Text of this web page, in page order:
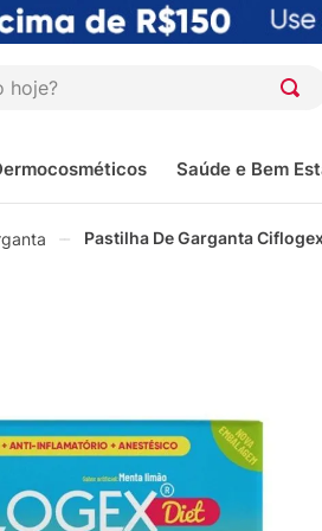
Saúde e Bem
Pastilha De Garganta